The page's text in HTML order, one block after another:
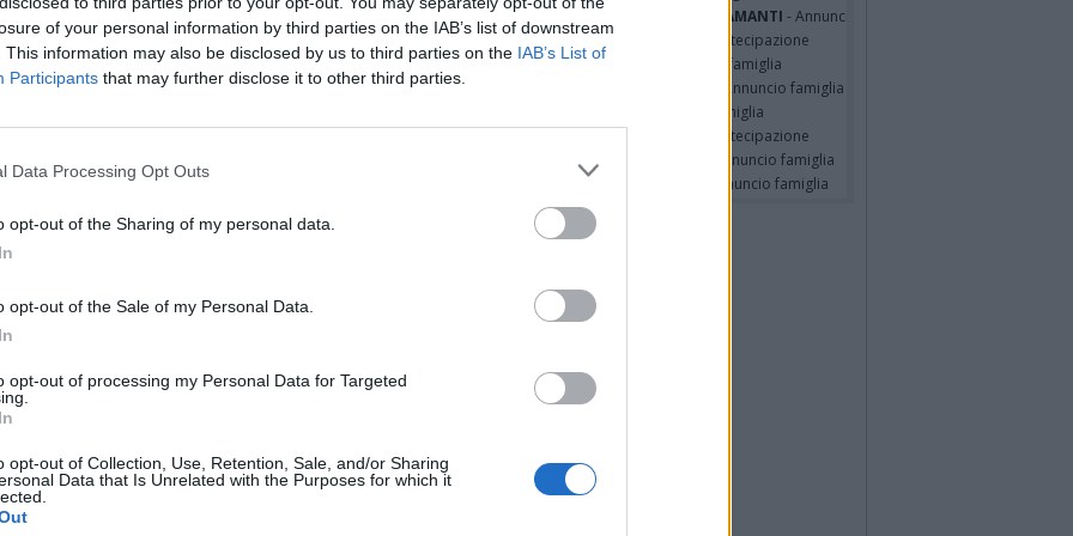
of your personal information by third parties on the IAB’s list of downstream
This information may also be disclosed by us to third parties on the IAB’s List of
Participants that may further disclose it to other third parties.
Data Processing Opt Outs
opt-out of the Sharing of my personal data.
opt-out of the Sale of my Personal Data.
opt-out of processing my Personal Data for Targeted
opt-out of Collection, Use, Retention, Sale, and/or Sharing
Data that Is Unrelated with the Purposes for which it
non va in ferie: ogni
per te
propone un appuntamento diverso ogni sera, tra
laboratori creativi, sfide musicali e burraco
ROSA MALINVERNO ved. TETTAMANTI - Annuncio famiglia
Maria Panisi ved. Bianchi
- Partecipazione
MAURO SPIGAROLO
- Annuncio famiglia
- Annuncio famiglia
- Annuncio famiglia
- Partecipazione
EMMA ORI ved. BUSCAROLI
- Annuncio famiglia
Maria Panisi ved. Bianchi
- Annuncio famiglia